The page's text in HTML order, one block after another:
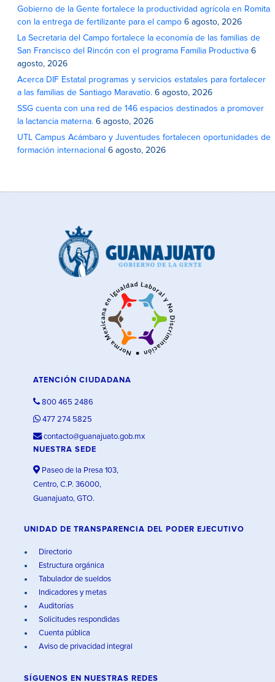
Gobierno de la Gente fortalece la productividad agrícola en Romita
con la entrega de fertilizante para el campo 6 agosto, 2026
La Secretaria del Campo fortalece la economía de las familias de
San Francisco del Rincón con el programa Familia Productiva 6
agosto, 2026
Acerca DIF Estatal programas y servicios estatales para fortalecer
a las familias de Santiago Maravatío. 6 agosto, 2026
SSG cuenta con una red de 146 espacios destinados a promover
la lactancia materna. 6 agosto, 2026
UTL Campus Acámbaro y Juventudes fortalecen oportunidades de
formación internacional 6 agosto, 2026
ATENCIÓN CIUDADANA
800 465 2486
477 274 5825
contacto@guanajuato.gob.mx
NUESTRA SEDE
Paseo de la Presa 103,
Centro, C.P. 36000,
Guanajuato, GTO.
UNIDAD DE TRANSPARENCIA DEL PODER EJECUTIVO
Directorio
Estructura orgánica
Tabulador de sueldos
Indicadores y metas
Auditorías
Solicitudes respondidas
Cuenta pública
Aviso de privacidad integral
SÍGUENOS EN NUESTRAS REDES